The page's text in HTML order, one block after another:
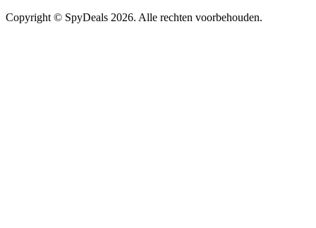
Copyright © SpyDeals 2026. Alle rechten voorbehouden.